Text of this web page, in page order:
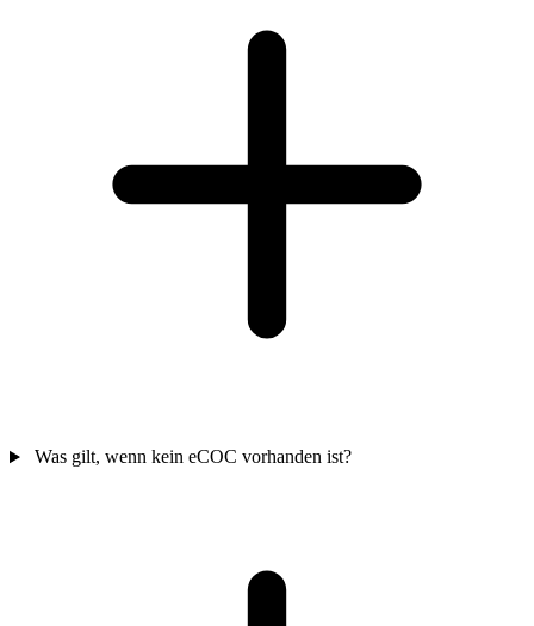
Was gilt, wenn kein eCOC vorhanden ist?